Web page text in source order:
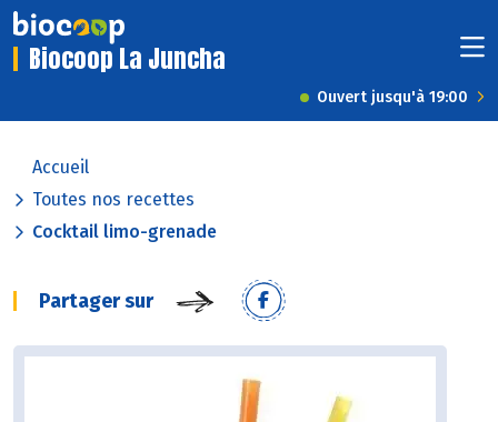
Biocoop La Juncha
Ouvert jusqu'à 19:00
Accueil
Toutes nos recettes
Cocktail limo-grenade
Partager sur